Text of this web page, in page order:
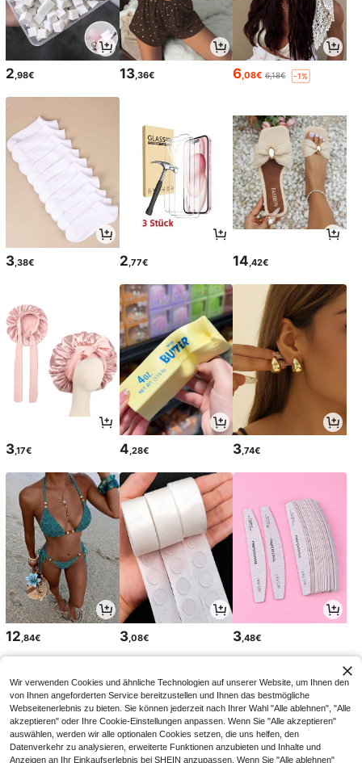
2,98€ 13,36€ 6,08€ 6,18€ -1%
3,38€ 2,77€ 14,42€
3,17€ 4 ,28€ 3 ,74€
12 ,84€ 3,08€ 3 ,48€
Wir verwenden Cookies und ähnliche Technologien auf unserer Website, um Ihnen den
von Ihnen angeforderten Service bereitzustellen und Ihnen das bestmögliche
Webseitenerlebnis zu bieten. Sie können jederzeit nach Ihrer Wahl "Alle ablehnen", "Alle
akzeptieren" oder Ihre Cookie-Einstellungen anpassen. Wenn Sie "Alle akzeptieren"
auswählen, werden wir alle optionalen Cookies setzen, die uns helfen, den
Datenverkehr zu analysieren, erweiterte Funktionen anzubieten und Inhalte und
Anzeigen an Ihr Einkaufserlebnis bei SHEIN anzupassen. Wenn Sie "Alle ablehnen"